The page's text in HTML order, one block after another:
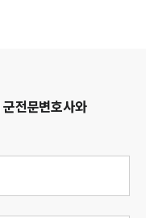
군전문변호사와